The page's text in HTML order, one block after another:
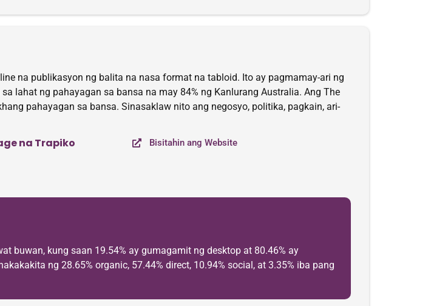
na publikasyon ng balita na nasa format na tabloid. Ito ay pagmamay-ari ng
lahat ng pahayagan sa bansa na may 84% ng Kanlurang Australia. Ang The
pahayagan sa bansa. Sinasaklaw nito ang negosyo, politika, pagkain, ari-
na Trapiko Bisitahin ang Website
buwan, kung saan 19.54% ay gumagamit ng desktop at 80.46% ay
ng 28.65% organic, 57.44% direct, 10.94% social, at 3.35% iba pang